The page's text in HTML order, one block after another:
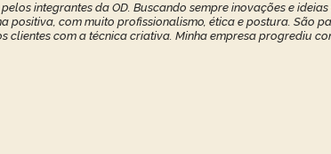
integrantes da OD. Buscando sempre inovações e
positiva, com muito profissionalismo, ética e postura. São
clientes com a técnica criativa. Minha empresa progrediu